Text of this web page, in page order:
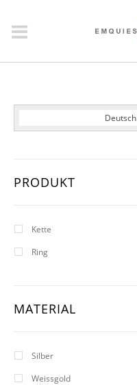
Deutsch
PRODUKT
Kette
Ring
MATERIAL
Silber
Weissgold